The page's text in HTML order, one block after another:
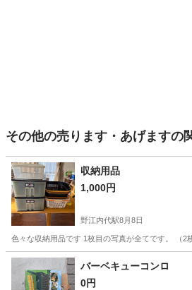
その他の売ります・あげますの
収納用品
1,000円
野江内代駅8月8日
色々な収納用品です 1枚目の写真が全てです。 （
大阪 大阪市 野江内代駅
バーベキューコンロ
0円